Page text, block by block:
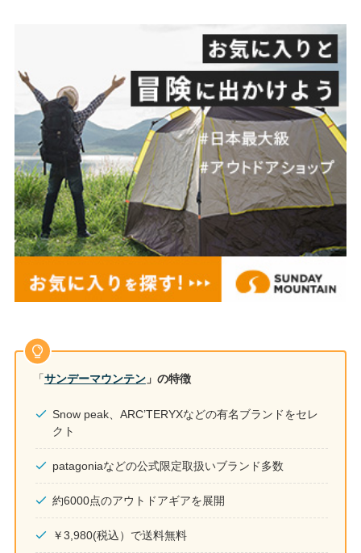
「サンデーマウンテン」の特徴
Snow peak、ARC’TERYXなどの有名ブランドをセレ
クト
patagoniaなどの公式限定取扱いブランド多数
約6000点のアウトドアギアを展開
￥3,980(税込）で送料無料